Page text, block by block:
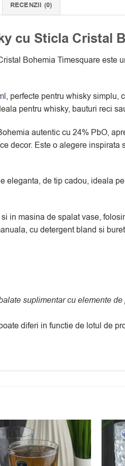
RECENZII (0)
cu Sticla Cristal
Bohemia Timesquare este
, perfecte pentru whisky simplu,
pentru whisky, bauturi reci
autentic cu 24% PbO,
decor. Este o alegere
eleganta, de tip cadou, ideala
in masina de spalat vase,
cu detergent bland si
suplimentar cu elemente
diferi in functie de lotul de